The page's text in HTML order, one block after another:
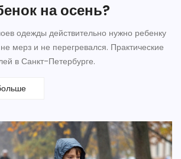
на осень?
одежды действительно нужно ребенку
мерз и не перегревался. Практические
в Санкт-Петербурге.